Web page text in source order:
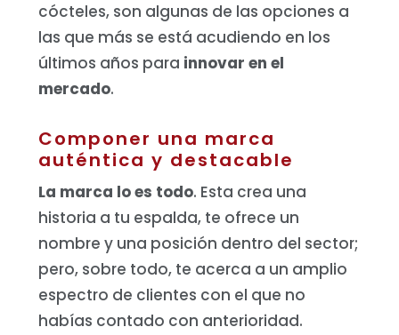
cócteles, son algunas de las opciones a
las que más se está acudiendo en los
últimos años para innovar en el
mercado.
Componer una marca
auténtica y destacable
La marca lo es todo. Esta crea una
historia a tu espalda, te ofrece un
nombre y una posición dentro del sector;
pero, sobre todo, te acerca a un amplio
espectro de clientes con el que no
habías contado con anterioridad.